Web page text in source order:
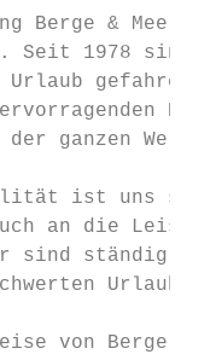
Berge & Meer
Seit 1978 sind
ganzen Welt.
ist uns
an die
sind ständig
Urlaub
von Berge &